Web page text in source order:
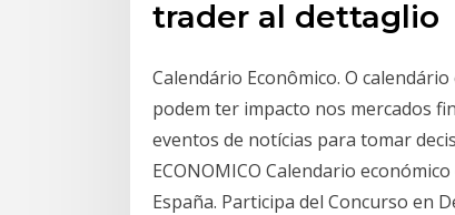
trader al dettaglio
Calendário Econômico. O
podem ter impacto nos mercados
eventos de notícias para tomar
ECONOMICO Calendario
España. Participa del Concurso en